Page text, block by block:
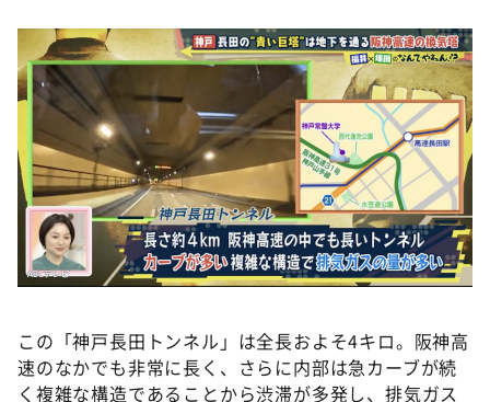
この「神戸長田トンネル」は全長およそ4キロ。阪神高
速のなかでも非常に長く、さらに内部は急カーブが続
く複雑な構造であることから渋滞が多発し、排気ガス